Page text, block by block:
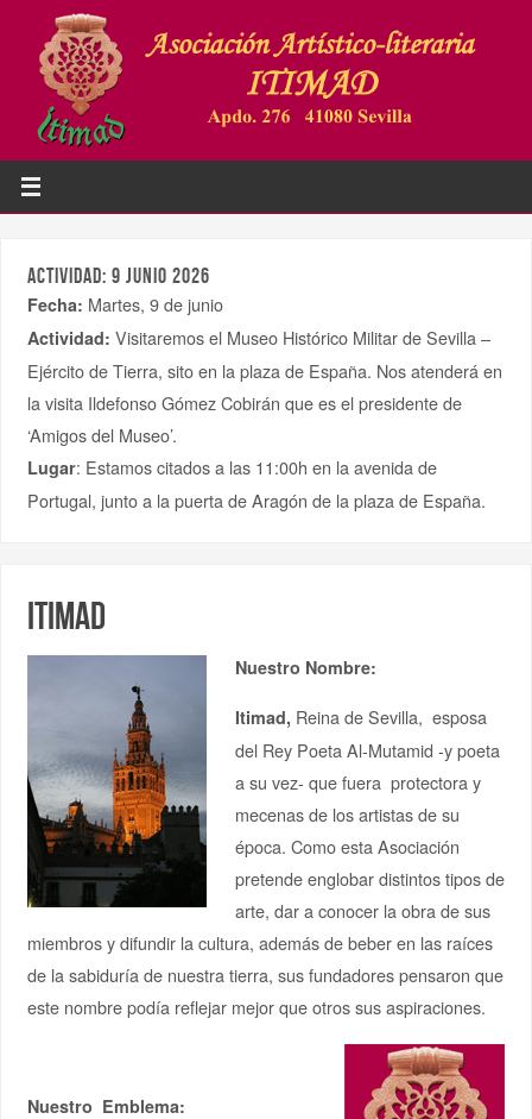
ACTIVIDAD: 9 JUNIO 2026
Fecha: Martes, 9 de junio
Actividad: Visitaremos el Museo Histórico Militar de Sevilla –
Ejército de Tierra, sito en la plaza de España. Nos atenderá en
la visita Ildefonso Gómez Cobirán que es el presidente de
‘Amigos del Museo’.
Lugar: Estamos citados a las 11:00h en la avenida de
Portugal, junto a la puerta de Aragón de la plaza de España.
Itimad
Nuestro Nombre:
Itimad, Reina de Sevilla, esposa
del Rey Poeta Al-Mutamid -y poeta
a su vez- que fuera protectora y
mecenas de los artistas de su
época. Como esta Asociación
pretende englobar distintos tipos de
arte, dar a conocer la obra de sus
miembros y difundir la cultura, además de beber en las raíces
de la sabiduría de nuestra tierra, sus fundadores pensaron que
este nombre podía reflejar mejor que otros sus aspiraciones.
Nuestro Emblema: